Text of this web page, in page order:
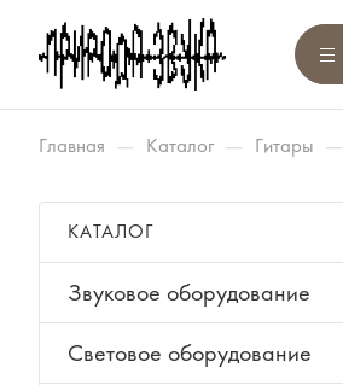
Главная — Каталог — Гитары —
КАТАЛОГ
Звуковое оборудование
Световое оборудование